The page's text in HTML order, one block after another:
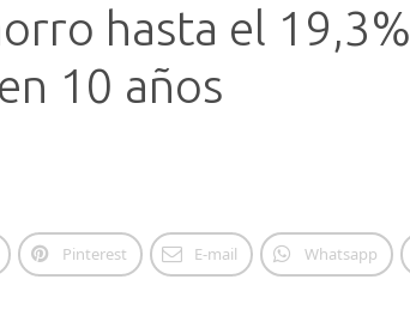
hasta el
10 años
Pinterest E-mail Whatsapp